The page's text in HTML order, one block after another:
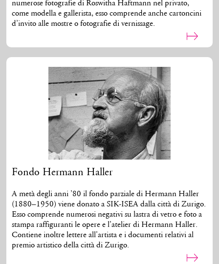
numerose fotografie di Roswitha Haftmann nel privato,
come modella e gallerista, esso comprende anche cartoncini
d’invito alle mostre o fotografie di vernissage.
Fondo Hermann Haller
A metà degli anni ’80 il fondo parziale di Hermann Haller
(1880–1950) viene donato a SIK-ISEA dalla città di Zurigo.
Esso comprende numerosi negativi su lastra di vetro e foto a
stampa raffiguranti le opere e l'atelier di Hermann Haller.
Contiene inoltre lettere all'artista e i documenti relativi al
premio artistico della città di Zurigo.